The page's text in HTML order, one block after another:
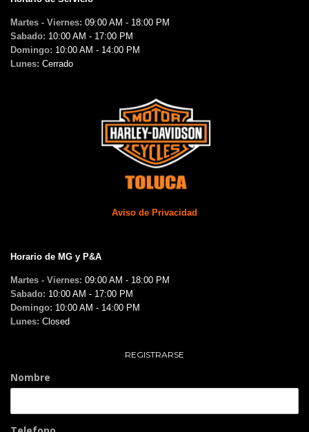
Martes - Viernes: 09:00 AM - 18:00 PM
Sabado: 10:00 AM - 17:00 PM
Domingo: 10:00 AM - 14:00 PM
Lunes: Cerrado
Aviso de Privacidad
Horario de MG y P&A
Martes - Viernes: 09:00 AM - 18:00 PM
Sabado: 10:00 AM - 17:00 PM
Domingo: 10:00 AM - 14:00 PM
Lunes: Closed
REGISTRARSE
Nombre